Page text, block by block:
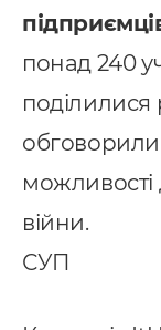
понад 240
обговорили
можливості
війни.
СУП